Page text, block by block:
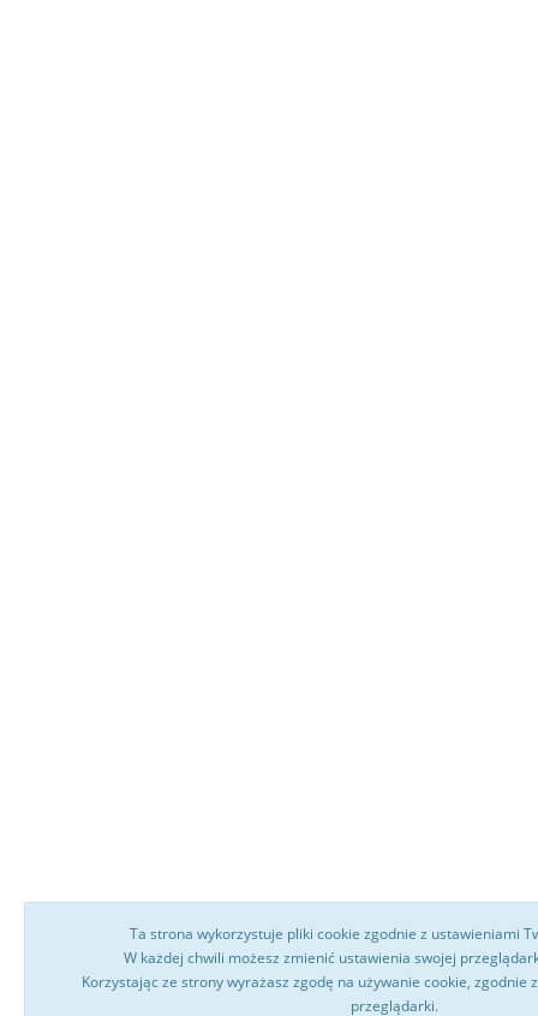
Ta strona wykorzystuje pliki cookie zgodnie z ustawieniami
W każdej chwili możesz zmienić ustawienia swojej
Korzystając ze strony wyrażasz zgodę na używanie cookie, zgodnie
przeglądarki.